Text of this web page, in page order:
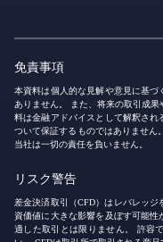
免責事項
本資料は個人的な見解や意見に基
ありません。 また、将来の取引成
料は金融アドバイスとして解釈さ
ついて保証するものではありません
当社は一切の責任を負いません。
リスク警告
差金決済取引（CFD）はレバレッ
資価値に大きな影響を及ぼす可能
適した取引とは限りません。 許容